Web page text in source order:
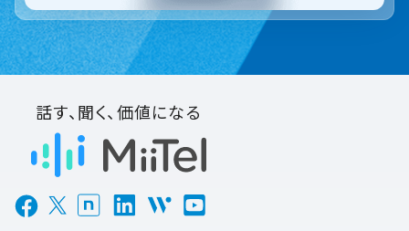
話す、聞く、価値になる